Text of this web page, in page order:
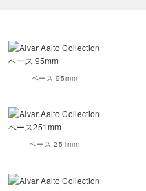
ベース 95mm
ベース 251mm